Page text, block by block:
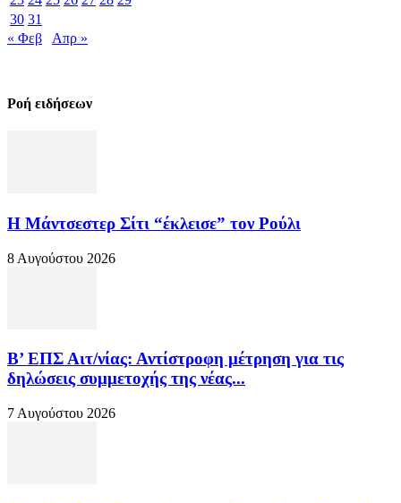
30 31
« Φεβ
Απρ »
Ροή ειδήσεων
Η Μάντσεστερ Σίτι “έκλεισε” τον Ρούλι
8 Αυγούστου 2026
Β’ ΕΠΣ Αιτ/νίας: Αντίστροφη μέτρηση για τις
δηλώσεις συμμετοχής της νέας...
7 Αυγούστου 2026